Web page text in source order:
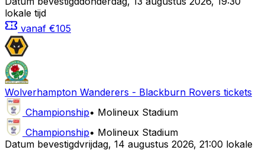
lokale tijd
vanaf €105
Wolverhampton Wanderers - Blackburn Rovers tickets
Championship• Molineux Stadium
Championship• Molineux Stadium
Datum bevestigdvrijdag, 14 augustus 2026, 21:00 lokale